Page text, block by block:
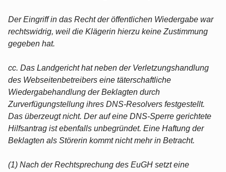
Der Eingriff in das Recht der öffentlichen Wiedergabe war
rechtswidrig, weil die Klägerin hierzu keine Zustimmung
gegeben hat.
cc. Das Landgericht hat neben der Verletzungshandlung
des Webseitenbetreibers eine täterschaftliche
Wiedergabehandlung der Beklagten durch
Zurverfügungstellung ihres DNS-Resolvers festgestellt.
Das überzeugt nicht. Der auf eine DNS-Sperre gerichtete
Hilfsantrag ist ebenfalls unbegründet. Eine Haftung der
Beklagten als Störerin kommt nicht mehr in Betracht.
(1) Nach der Rechtsprechung des EuGH setzt eine